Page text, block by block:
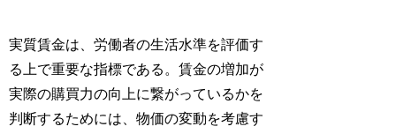
実質賃金は、労働者の生活水準を評価す
る上で重要な指標である。賃金の増加が
実際の購買力の向上に繋がっているかを
判断するためには、物価の変動を考慮す